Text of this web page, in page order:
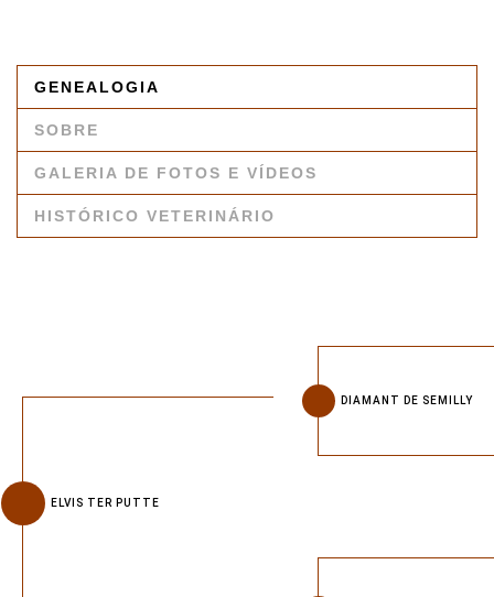
GENEALOGIA
SOBRE
GALERIA DE FOTOS E VÍDEOS
HISTÓRICO VETERINÁRIO
ELVIS TER PUTTE
DIAMANT DE SEMILLY